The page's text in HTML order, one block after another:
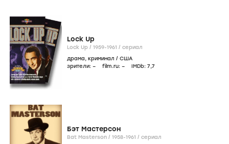
Lock Up
Lock Up / 1959-1961 / сериал
драма, криминал / США
зрители: – film.ru: – IMDb: 7,7
Бэт Мастерсон
Bat Masterson / 1958-1961 / сериал